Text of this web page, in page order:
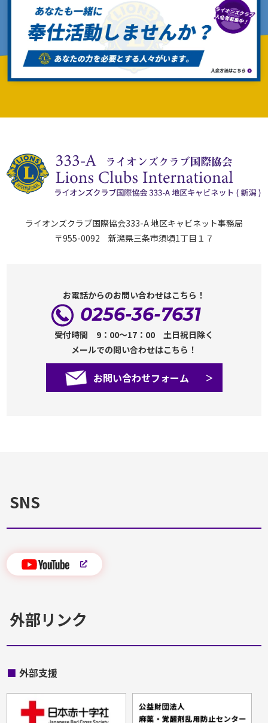
ライオンズクラブ国際協会333-A 地区キャビネット事務局
〒955-0092 新潟県三条市須頃1丁目１７
お電話からのお問い合わせはこちら！
0256-36-7631
受付時間 9：00～17：00 土日祝日除く
メールでの問い合わせはこちら！
お問い合わせフォーム
SNS
外部リンク
■ 外部支援